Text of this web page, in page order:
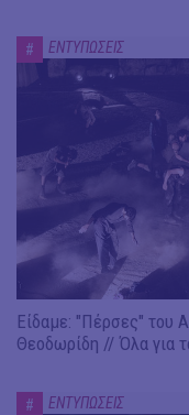
# ΕΝΤΥΠΩΣΕΙΣ
Είδαμε: "Πέρσες" του
Θεοδωρίδη // Όλα για
# ΕΝΤΥΠΩΣΕΙΣ